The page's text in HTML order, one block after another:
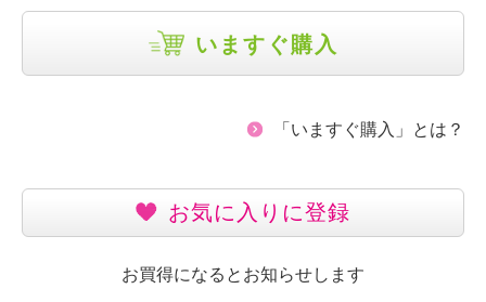
いますぐ購入
「いますぐ購入」とは？
お気に入りに登録
お買得になるとお知らせします